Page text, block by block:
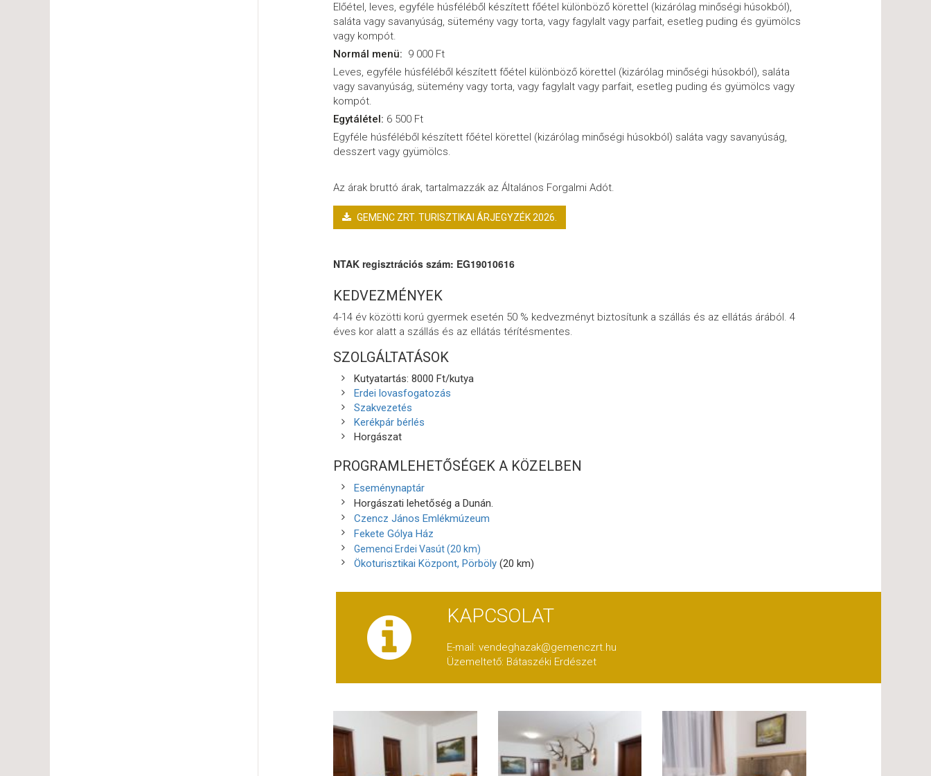
Előétel, leves, egyféle húsféléből készített főétel különböző körettel (kizárólag minőségi húsokból),
saláta vagy savanyúság, sütemény vagy torta, vagy fagylalt vagy parfait, esetleg puding és gyümölcs
vagy kompót.
Normál menü: 9 000 Ft
Leves, egyféle húsféléből készített főétel különböző körettel (kizárólag minőségi húsokból), saláta
vagy savanyúság, sütemény vagy torta, vagy fagylalt vagy parfait, esetleg puding és gyümölcs vagy
kompót.
Egytálétel: 6 500 Ft
Egyféle húsféléből készített főétel körettel (kizárólag minőségi húsokból) saláta vagy savanyúság,
desszert vagy gyümölcs.
Az árak bruttó árak, tartalmazzák az Általános Forgalmi Adót.
GEMENC ZRT. TURISZTIKAI ÁRJEGYZÉK 2026.
NTAK regisztrációs szám: EG19010616
KEDVEZMÉNYEK
4-14 év közötti korú gyermek esetén 50 % kedvezményt biztosítunk a szállás és az ellátás árából. 4
éves kor alatt a szállás és az ellátás térítésmentes.
SZOLGÁLTATÁSOK
Kutyatartás: 8000 Ft/kutya
Erdei lovasfogatozás
Szakvezetés
Kerékpár bérlés
Horgászat
PROGRAMLEHETŐSÉGEK A KÖZELBEN
Eseménynaptár
Horgászati lehetőség a Dunán.
Czencz János Emlékmúzeum
Fekete Gólya Ház
Gemenci Erdei Vasút (20 km)
Ökoturisztikai Központ, Pörböly(20 km)
KAPCSOLAT
E-mail: vendeghazak@gemenczrt.hu
Üzemeltető: Bátaszéki Erdészet